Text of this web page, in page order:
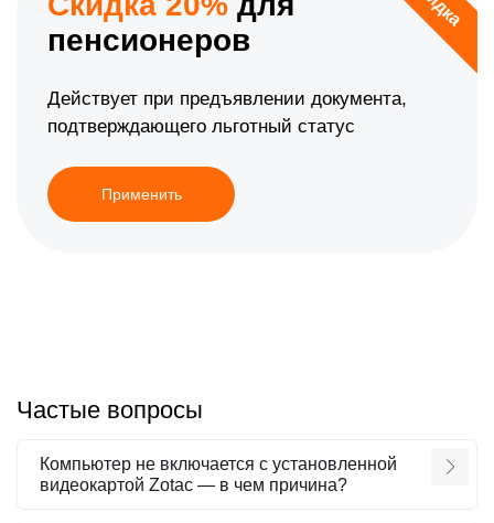
пенсионеров
Действует при предъявлении документа,
подтверждающего льготный статус
Применить
Частые вопросы
Компьютер не включается с установленной
видеокартой Zotac — в чем причина?